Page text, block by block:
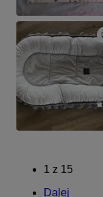
1 z 15
Dalej